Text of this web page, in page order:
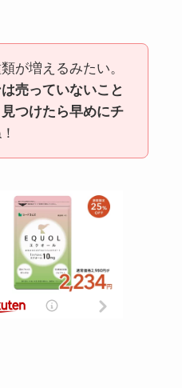
が増えるみたい。
売っていないこと
つけたら早めにチ